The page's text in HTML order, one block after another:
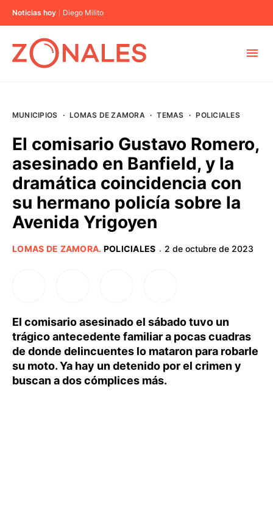
Noticias hoy Diego Milito
BUENOS AIRES
PROVINCIAS
MUNICIPIOS · LOMAS DE ZAMORA · TEMAS · POLICIALES
El comisario Gustavo Romero,
asesinado en Banfield, y la
dramática coincidencia con
su hermano policía sobre la
Avenida Yrigoyen
LOMAS DE ZAMORA. POLICIALES · 2 de octubre de 2023
El comisario asesinado el sábado tuvo un
trágico antecedente familiar a pocas cuadras
de donde delincuentes lo mataron para robarle
su moto. Ya hay un detenido por el crimen y
buscan a dos cómplices más.